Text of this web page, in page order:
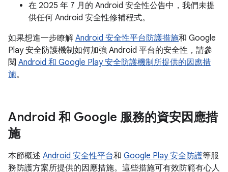
在 2025 年 7 月的 Android 安全性公告中，我們未提
供任何 Android 安全性修補程式。
如果想進一步瞭解 Android 安全性平台防護措施和 Google
Play 安全防護機制如何加強 Android 平台的安全性，請參
閱 Android 和 Google Play 安全防護機制所提供的因應措
施。
Android 和 Google 服務的資安因應措
施
本節概述 Android 安全性平台和 Google Play 安全防護等服
務防護方案所提供的因應措施。這些措施可有效防範有心人